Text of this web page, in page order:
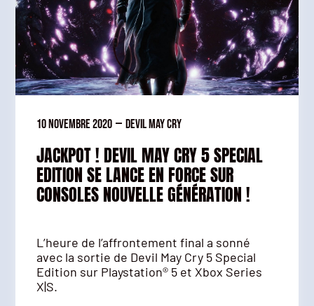
10 novembre 2020 — Devil May Cry
JACKPOT ! DEVIL MAY CRY 5 SPECIAL
EDITION SE LANCE EN FORCE SUR
CONSOLES NOUVELLE GÉNÉRATION !
L’heure de l’affrontement final a sonné
avec la sortie de Devil May Cry 5 Special
Edition sur Playstation® 5 et Xbox Series
X|S.